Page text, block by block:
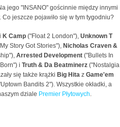
Na jego "INSANO" gościnnie między innymi
jeszcze pojawiło się w tym tygodniu?
K Camp ("Float 2 London"), Unknown T
Story Got Stories"), Nicholas Craven &
Arrested Development ("Bullets In
i Truth & Da Beatminerz ("Nostalgia
się także krążki Big Hita z Game'em
Bandits 2"). Wszystkie okładki, a
dziale Premier Płytowych